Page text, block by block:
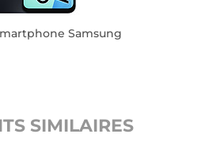
Samsung
SIMILAIRES